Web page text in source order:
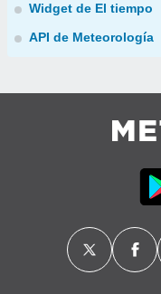
Widget de El tiempo
API de Meteorología